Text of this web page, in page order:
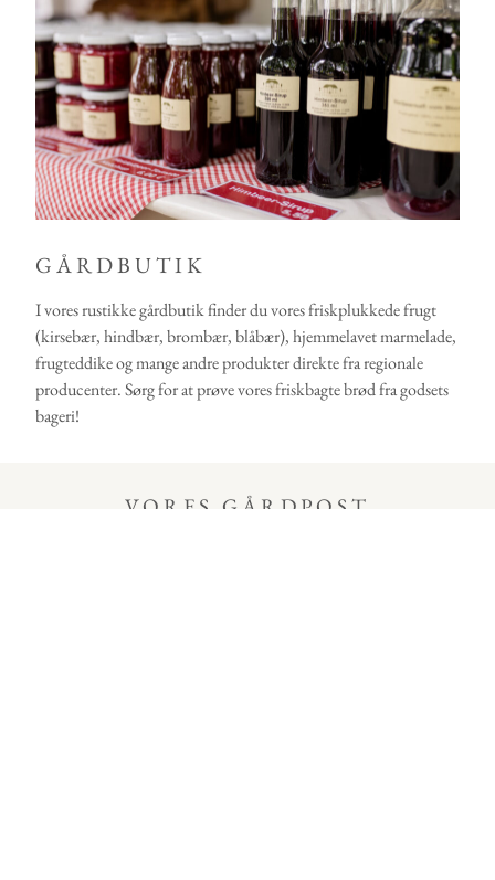
GÅRDBUTIK
I vores rustikke gårdbutik finder du vores friskplukkede frugt
(kirsebær, hindbær, brombær, blåbær), hjemmelavet marmelade,
frugteddike og mange andre produkter direkte fra regionale
producenter. Sørg for at prøve vores friskbagte brød fra godsets
bageri!
VORES GÅRDPOST